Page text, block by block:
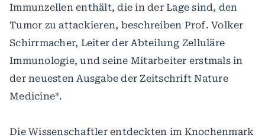
Immunzellen enthält, die in der Lage sind, den
Tumor zu attackieren, beschreiben Prof. Volker
Schirrmacher, Leiter der Abteilung Zelluläre
Immunologie, und seine Mitarbeiter erstmals in
der neuesten Ausgabe der Zeitschrift Nature
Medicine*.
Die Wissenschaftler entdeckten im Knochenmark